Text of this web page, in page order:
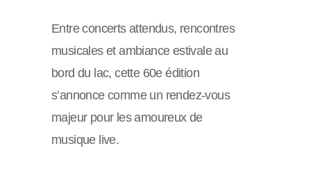
Entre concerts attendus, rencontres
musicales et ambiance estivale au
bord du lac, cette 60e édition
s’annonce comme un rendez-vous
majeur pour les amoureux de
musique live.